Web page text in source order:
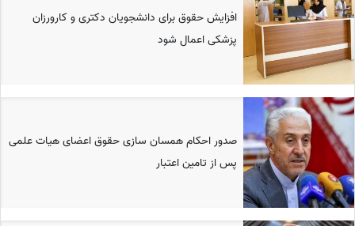
افزایش حقوق برای دانشجویان دکتری و کارورزان
پزشکی اعمال شود
صدور احکام همسان سازی حقوق اعضای هیات علمی
پس از تامین اعتبار